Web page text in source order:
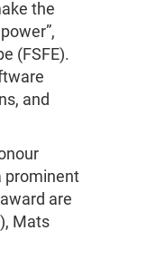
the
(FSFE).
and
prominent
are
Mats